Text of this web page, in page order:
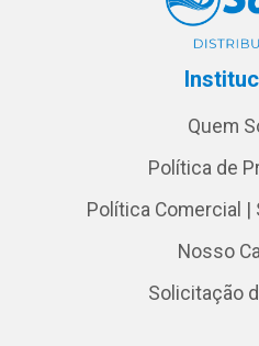
Quem
Política de
Política Comercial |
Nosso
Solicitação